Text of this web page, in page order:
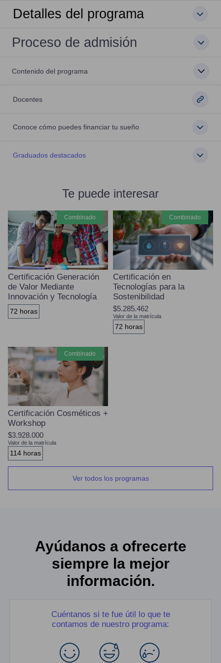
Detalles del programa
Proceso de admisión
Contenido del programa
Docentes
Conoce cómo puedes financiar tu sueño
Graduados destacados
Te puede interesar
combinado
Certificación Generación
de Valor Mediante
Innovación y Tecnología
72 horas
combinado
Certificación en
Tecnologías para la
Sostenibilidad
$5.285.462
Valor de la matrícula
72 horas
combinado
Certificación Cosméticos +
Workshop
$3.928.000
Valor de la matrícula
114 horas
Ver todos los programas
Ayúdanos a ofrecerte
siempre la mejor
información.
Cuéntanos si te fue útil lo que te
contamos de nuestro programa: